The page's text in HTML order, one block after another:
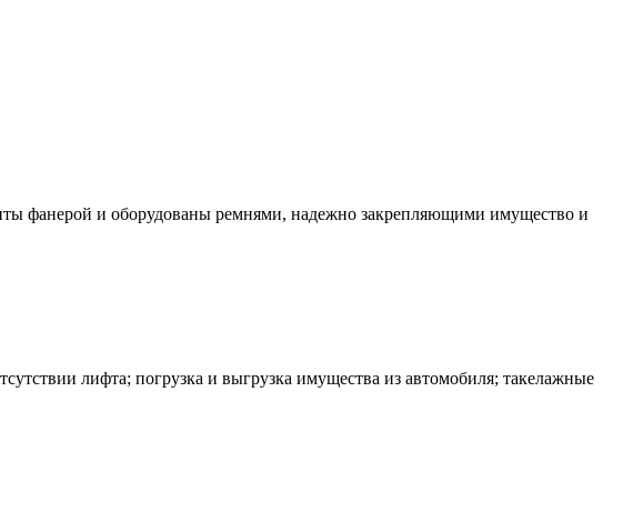
фанерой и оборудованы ремнями, надежно закрепляющими имущество и
лифта; погрузка и выгрузка имущества из автомобиля; такелажные